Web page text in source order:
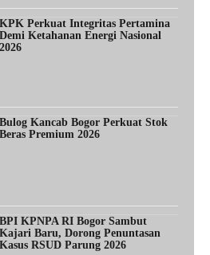
KPK Perkuat Integritas Pertamina
Demi Ketahanan Energi Nasional
2026
Bulog Kancab Bogor Perkuat Stok
Beras Premium 2026
BPI KPNPA RI Bogor Sambut
Kajari Baru, Dorong Penuntasan
Kasus RSUD Parung 2026